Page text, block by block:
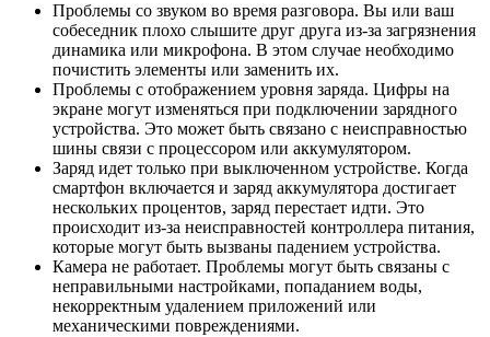
Проблемы со звуком во время разговора. Вы или ваш
собеседник плохо слышите друг друга из-за загрязнения
динамика или микрофона. В этом случае необходимо
почистить элементы или заменить их.
Проблемы с отображением уровня заряда. Цифры на
экране могут изменяться при подключении зарядного
устройства. Это может быть связано с неисправностью
шины связи с процессором или аккумулятором.
Заряд идет только при выключенном устройстве. Когда
смартфон включается и заряд аккумулятора достигает
нескольких процентов, заряд перестает идти. Это
происходит из-за неисправностей контроллера питания,
которые могут быть вызваны падением устройства.
Камера не работает. Проблемы могут быть связаны с
неправильными настройками, попаданием воды,
некорректным удалением приложений или
механическими повреждениями.